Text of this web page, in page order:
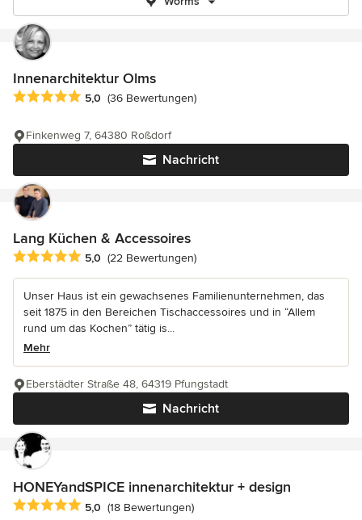
Innenarchitektur Olms
Durchschnittliche Bewertung: 5 von 5 Sternen
5,0 (36 Bewertungen)
Nachricht
Finkenweg 7, 64380 Roßdorf
Lang Küchen & Accessoires
Durchschnittliche Bewertung: 5 von 5 Sternen
5,0 (22 Bewertungen)
Unser Haus ist ein gewachsenes Familienunternehmen, das
seit 1875 in den Bereichen Tischaccessoires und in “Allem
rund um das Kochen” tätig is...
Mehr
Nachricht
Eberstädter Straße 48, 64319 Pfungstadt
HONEYandSPICE innenarchitektur + design
Durchschnittliche Bewertung: 5 von 5 Sternen
5,0 (18 Bewertungen)